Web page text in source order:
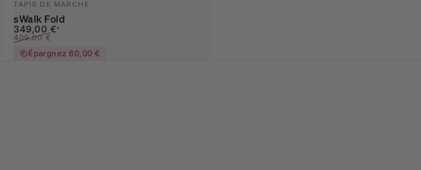
TAPIS DE MARCHE
sWalk Fold
Prix promotionnel
349,00 €*
Prix habituel
409,00 €
Épargnez 60,00 €